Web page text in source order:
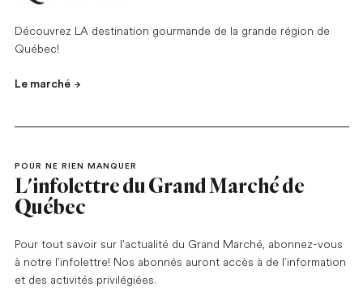
Découvrez LA destination gourmande de la grande région de
Québec!
Le marché
POUR NE RIEN MANQUER
L'infolettre du Grand Marché de
Québec
Pour tout savoir sur l'actualité du Grand Marché, abonnez-vous
à notre l’infolettre! Nos abonnés auront accès à de l’information
et des activités privilégiées.